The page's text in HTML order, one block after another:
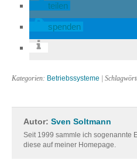
teilen
spenden
Kategorien: Betriebssysteme |
Autor: Sven Soltmann
Seit 1999 sammle ich sogenannte
diese auf meiner Homepage.